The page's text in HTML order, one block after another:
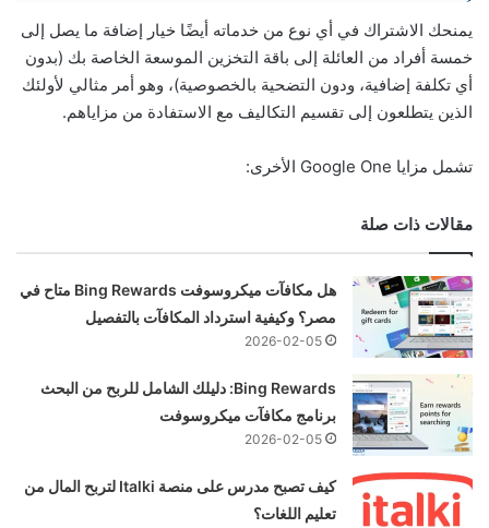
يمنحك الاشتراك في أي نوع من خدماته أيضًا خيار إضافة ما يصل إلى
خمسة أفراد من العائلة إلى باقة التخزين الموسعة الخاصة بك (بدون
أي تكلفة إضافية، ودون التضحية بالخصوصية)، وهو أمر مثالي لأولئك
الذين يتطلعون إلى تقسيم التكاليف مع الاستفادة من مزاياهم.
تشمل مزايا Google One الأخرى:
مقالات ذات صلة
هل مكافآت ميكروسوفت Bing Rewards متاح في
مصر؟ وكيفية استرداد المكافآت بالتفصيل
2026-02-05
Bing Rewards: دليلك الشامل للربح من البحث
برنامج مكافآت ميكروسوفت
2026-02-05
كيف تصبح مدرس على منصة Italki لتربح المال من
تعليم اللغات؟